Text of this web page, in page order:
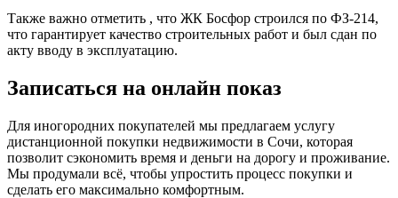
Также важно отметить , что ЖК Босфор строился по ФЗ-214,
что гарантирует качество строительных работ и был сдан по
акту вводу в эксплуатацию.
Записаться на онлайн показ
Для иногородних покупателей мы предлагаем услугу
дистанционной покупки недвижимости в Сочи, которая
позволит сэкономить время и деньги на дорогу и проживание.
Мы продумали всё, чтобы упростить процесс покупки и
сделать его максимально комфортным.